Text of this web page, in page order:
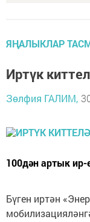
ЯҢАЛЫКЛАР
Иртүк
Зөлфия ГАЛИМ,
100дән артык
Бүген иртән